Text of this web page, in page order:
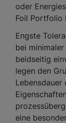
oder
Foil Portfolio
Engste
bei
beidseitig
legen den
Lebensdauer
eine